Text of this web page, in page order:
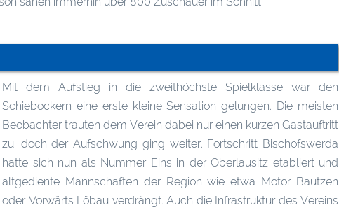
Mit dem Aufstieg in die zweithöchste Spielklasse war den
Schiebockern eine erste kleine Sensation gelungen. Die meisten
Beobachter trauten dem Verein dabei nur einen kurzen Gastauftritt
zu, doch der Aufschwung ging weiter. Fortschritt Bischofswerda
hatte sich nun als Nummer Eins in der Oberlausitz etabliert und
altgediente Mannschaften der Region wie etwa Motor Bautzen
oder Vorwärts Löbau verdrängt. Auch die Infrastruktur des Vereins